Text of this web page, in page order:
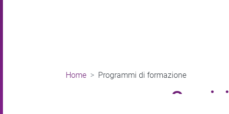
Home Programmi di formazione